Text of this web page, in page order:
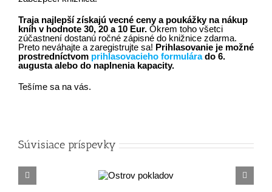
Traja najlepší získajú vecné ceny a poukážky na nákup
kníh v hodnote 30, 20 a 10 Eur.Okrem toho všetci
zúčastnení dostanú ročné zápisné do knižnice zdarma.
Preto neváhajte a zaregistrujte sa! Prihlasovanie je možné
prostredníctvom prihlasovacieho formulárado 6.
augusta alebo do naplnenia kapacity.
Tešíme sa na vás.
Súvisiace príspevky